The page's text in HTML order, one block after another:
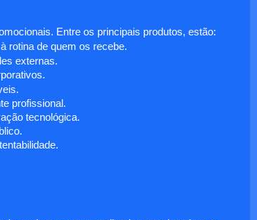
Entre os principais produtos, estão:
rotina de quem os recebe.
externas.
profissional.
tecnológica.